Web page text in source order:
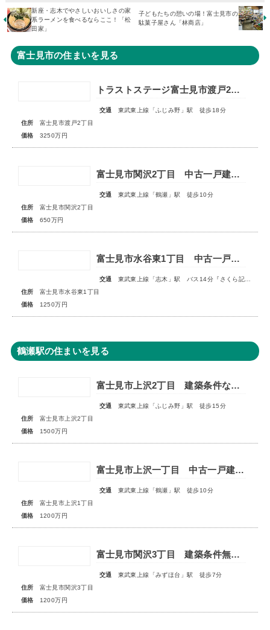
新座・志木でやさしいおいしさの家
系ラーメンを食べるならここ！「松
田家」
子どもたちの憩いの場！富士見市の
駄菓子屋さん「林商店」
富士見市の住まいを見る
トラストステージ富士見市渡戸2丁目4期 全2区画
交通
東武東上線「ふじみ野」駅 徒歩18分
住所
富士見市渡戸2丁目
価格
3250万円
富士見市関沢2丁目 中古一戸建住宅
交通
東武東上線「鶴瀬」駅 徒歩10分
住所
富士見市関沢2丁目
価格
650万円
富士見市水谷東1丁目 中古一戸建住宅
交通
東武東上線「志木」駅 バス14分『さくら記念病院前』停歩2分
住所
富士見市水谷東1丁目
価格
1250万円
鶴瀬駅の住まいを見る
富士見市上沢2丁目 建築条件なし売地
交通
東武東上線「ふじみ野」駅 徒歩15分
住所
富士見市上沢2丁目
価格
1500万円
富士見市上沢一丁目 中古一戸建住宅
交通
東武東上線「鶴瀬」駅 徒歩10分
住所
富士見市上沢1丁目
価格
1200万円
富士見市関沢3丁目 建築条件無売地
交通
東武東上線「みずほ台」駅 徒歩7分
住所
富士見市関沢3丁目
価格
1200万円